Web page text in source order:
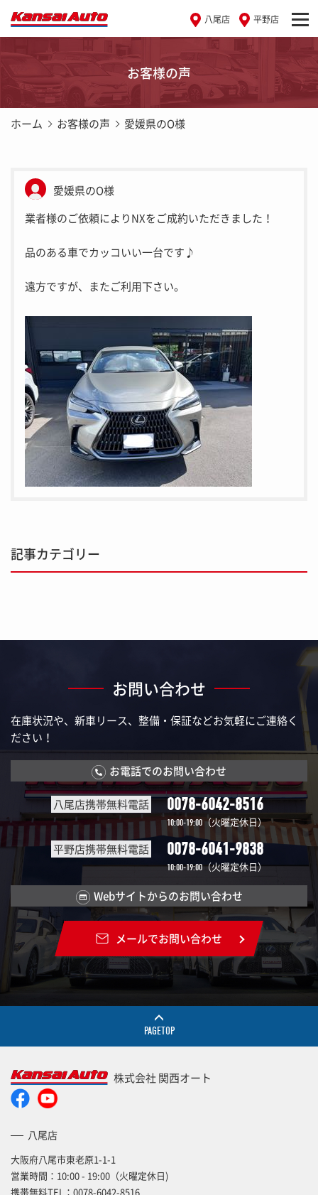
八尾店 平野店
お客様の声
ホーム お客様の声 愛媛県のO様
愛媛県のO様
業者様のご依頼によりNXをご成約いただきました！
品のある車でカッコいい一台です♪
遠方ですが、またご利用下さい。
記事カテゴリー
お問い合わせ
在庫状況や、新車リース、整備・保証などお気軽にご連絡く
ださい！
お電話でのお問い合わせ
八尾店携帯無料電話 0078-6042-8516
10:00-19:00 （火曜定休日）
平野店携帯無料電話 0078-6041-9838
10:00-19:00（火曜定休日）
Webサイトからのお問い合わせ
メールでお問い合わせ
PAGETOP
株式会社 関西オート
八尾店
大阪府八尾市東老原1-1-1
営業時間：10:00 - 19:00（火曜定休日)
携帯無料TEL： 0078-6042-8516